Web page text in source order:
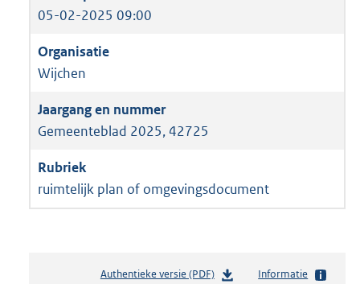
05-02-2025 09:00
Wijchen
Gemeenteblad 2025, 42725
ruimtelijk plan of omgevingsdocument
Authentieke versie (PDF)b
Informatie